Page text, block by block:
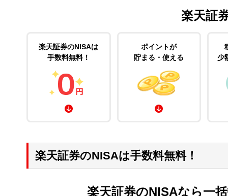
楽天証
楽天証券のNISAは
手数料無料！
ポイントが
貯まる・使える
少
楽天証券のNISAは手数料無料！
楽天証券のNISAなら一